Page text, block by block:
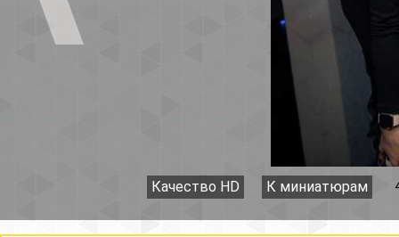
Качество HD К миниатюрам